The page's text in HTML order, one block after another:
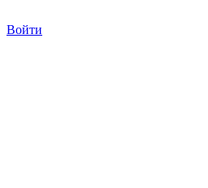
Войти